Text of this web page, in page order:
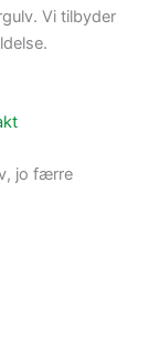
Vi tilbyder
jo færre